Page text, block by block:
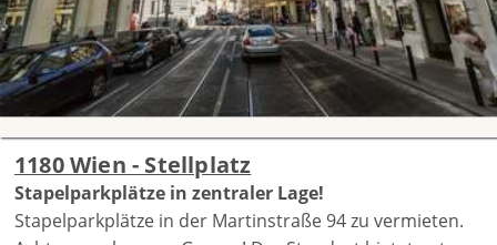
1180 Wien - Stellplatz
Stapelparkplätze in zentraler Lage!
Stapelparkplätze in der Martinstraße 94 zu vermieten.